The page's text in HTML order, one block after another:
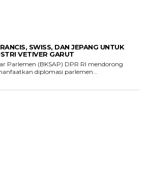
SWISS, DAN JEPANG UNTUK
VETIVER GARUT
Parlemen (BKSAP) DPR RI mendorong
diplomasi parlemen...